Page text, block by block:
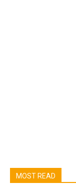
MOST READ